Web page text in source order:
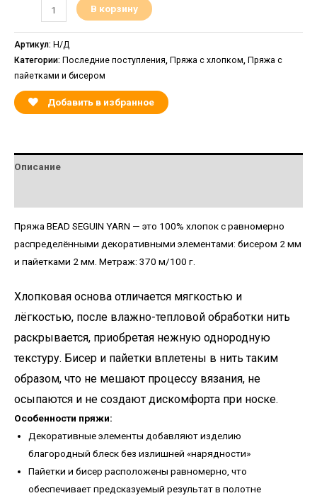
В корзину
Артикул: Н/Д
Категории: Последние поступления, Пряжа с хлопком, Пряжа с
пайетками и бисером
Добавить в избранное
Описание
Пряжа BEAD SEGUIN YARN — это 100% хлопок с равномерно
распределёнными декоративными элементами: бисером 2 мм
и пайетками 2 мм. Метраж: 370 м/100 г.
Хлопковая основа отличается мягкостью и
лёгкостью, после влажно-тепловой обработки нить
раскрывается, приобретая нежную однородную
текстуру. Бисер и пайетки вплетены в нить таким
образом, что не мешают процессу вязания, не
осыпаются и не создают дискомфорта при носке.
Особенности пряжи:
Декоративные элементы добавляют изделию
благородный блеск без излишней «нарядности»
Пайетки и бисер расположены равномерно, что
обеспечивает предсказуемый результат в полотне